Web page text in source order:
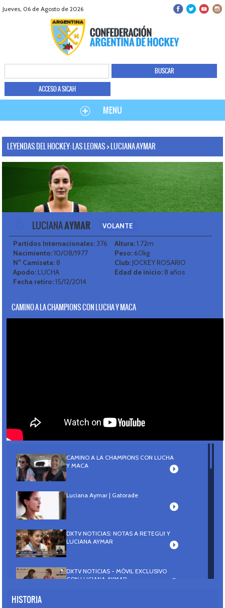
Jueves, 06 de Agosto de 2026
ACCESO A SICAH
MENU
LEYENDAS DEL HOCKEY: LAS LEONAS > LUCIANA AYMAR
LUCIANAAYMAR VOLANTE
Partidos Internacionales:376
Nacimiento:10/08/1977
N° Camiseta:8
Apodo:LUCHA
Fecha retiro:15/12/2014
Altura:1.72m
Peso:60kg
Club:JOCKEY ROSARIO
Edad de inicio:8 años
CAMINO A LA CHAMPIONS CON LUCHA Y MACA
CAMINO A LA CHAMPIONS CON LUCHA
Y MACA
Luciana Aymar | Gatorade
DXTV NOTICIAS: NOTAS A RETEGUI Y
LUCIANA AYMAR
DXTV NOTICIAS - MÓVIL EXCLUSIVO
CON LUCIANA AYMAR
HISTORIA